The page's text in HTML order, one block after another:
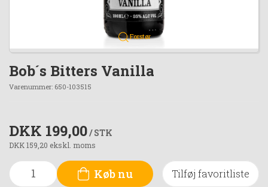
Forstør
Bob´s Bitters Vanilla
Varenummer: 650-103515
DKK 199,00/ STK
DKK 159,20 ekskl. moms
Køb nu Tilføj favoritliste